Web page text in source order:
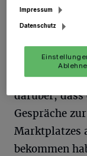
Marktplatz,
darüber,
Gespräche
Marktplatzes
bekommen
Impressum
Datenschutz